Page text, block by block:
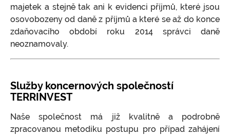
majetek a stejně tak ani k evidenci příjmů, které jsou
osovobozeny od daně z příjmů a které se až do konce
zdaňovacího období roku 2014 správci daně
neoznamovaly.
Služby koncernových společností
TERRINVEST
Naše společnost má již kvalitně a podrobně
zpracovanou metodiku postupu pro případ zahájení